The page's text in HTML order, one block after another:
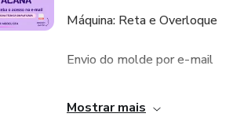
Máquina: Reta e Overloque
Envio do molde por e-mail
Arquivos em formato Plotter
Mostrar mais